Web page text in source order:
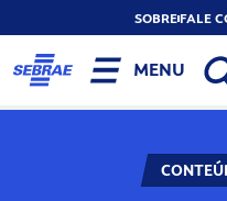
SOBREFALE
MENU